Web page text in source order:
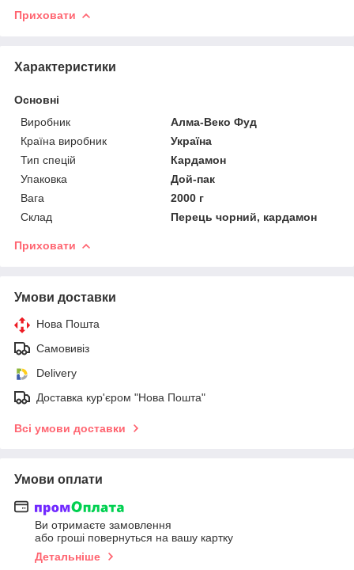
Приховати
Характеристики
Основні
Виробник
Алма-Веко Фуд
Країна виробник
Україна
Тип спецій
Кардамон
Упаковка
Дой-пак
Вага
2000 г
Склад
Перець чорний, кардамон
Приховати
Умови доставки
Нова Пошта
Самовивіз
Delivery
Доставка кур'єром "Нова Пошта"
Всі умови доставки
Умови оплати
Ви отримаєте замовлення
або гроші повернуться на вашу картку
Детальніше